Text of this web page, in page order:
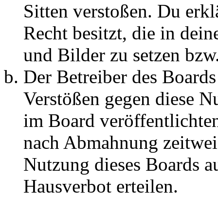
Sitten verstoßen. Du
Recht besitzt, die in
und Bilder zu setzen
Der Betreiber des
Verstößen gegen diese
im Board
nach Abmahnung
Nutzung dieses Boards
Hausverbot erteilen.